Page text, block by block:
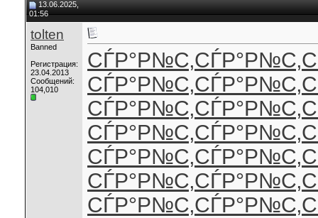
13.06.2025,
01:56
tolten
Banned
Регистрация:
23.04.2013
Сообщений:
104,010
СЃР°Р№С‚СЃР°Р№С‚
СЃР°Р№С‚СЃР°Р№С‚
СЃР°Р№С‚СЃР°Р№С‚
СЃР°Р№С‚СЃР°Р№С‚
СЃР°Р№С‚СЃР°Р№С‚
СЃР°Р№С‚СЃР°Р№С‚
СЃР°Р№С‚СЃР°Р№С‚